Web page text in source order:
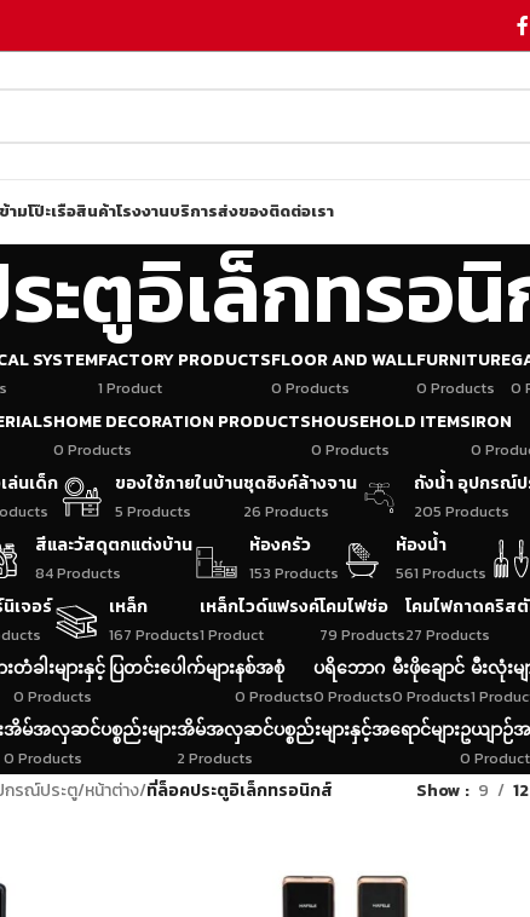
ามโป๊ะเรือสินค้าโรงงานบริการส่งของติดต่อเรา
ะตูอิเล็กทรอ
SYSTEMFACTORY PRODUCTS
1 Product
FLOOR AND WALL
0 Products
FURNITURE
0 Products 0
HOME DECORATION PRODUCTS
0 Products
HOUSEHOLD ITEMS
0 Products
IRON
0
ล่นเด็ก ของใช้ภายในบ้าน
5 Products
ชุดซิงค์ล้างจาน
26 Products
ถังน้ำ อุปกรณ์ป
205 Products
สีและวัสดุตกแต่งบ้าน
84 Products
ห้องครัว
153 Products
ห้องน้ำ
561 Products
เจอร์ เหล็ก
167 Products
เหล็กไวด์แฟรงค์
1 Product
โคมไฟช่อ
79 Products
โคมไฟถาดคริสตั
27 Products
တံခါးများနှင့် ပြတင်းပေါက်များ
0 Products
နစ်အစုံ
0 Products
ပရိဘောဂ
0 Products
မီးဖိုချောင်
0 Products
မီးလုံးမ
1
အိမ်အလှဆင်ပစ္စည်းများ
0 Products
အိမ်အလှဆင်ပစ္စည်းများနှင့်အရောင်များ
2 Products
ဥယျာဉ်
0
รณ์ประตู/หน้าต่าง/ที่ล็อคประตูอิเล็กทรอนิกส์ Show 9 12